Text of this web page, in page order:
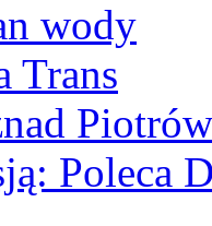
wody
Trans
Poleca